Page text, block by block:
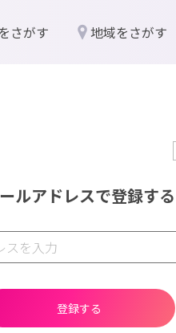
ルアドレスで登録する
さがす 地域をさがす